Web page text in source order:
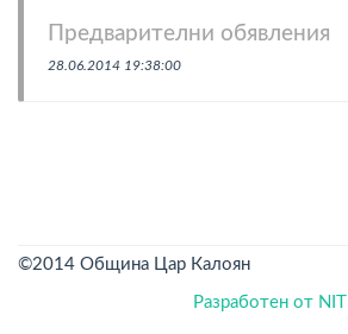
Предварителни обявления
28.06.2014 19:38:00
©2014 Община Цар Калоян
Разработен от NIT